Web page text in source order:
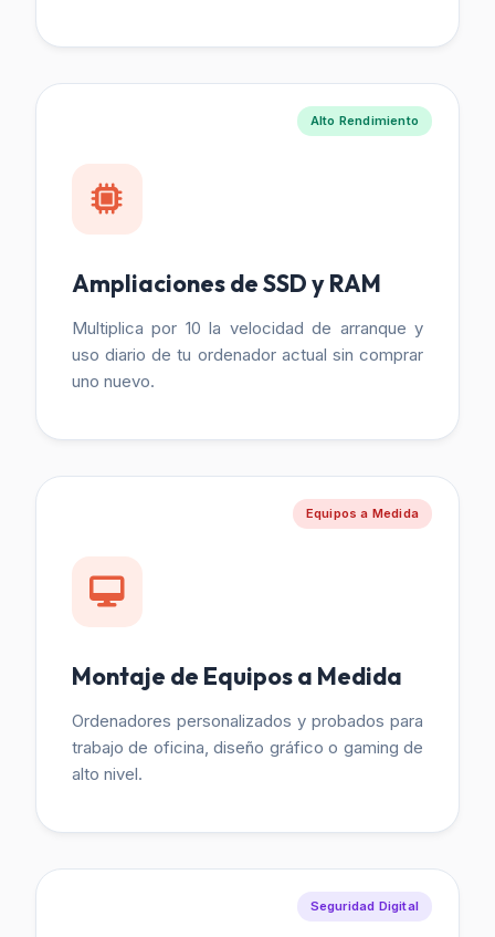
Alto Rendimiento
Ampliaciones de SSD y RAM
Multiplica por 10 la velocidad de arranque y
uso diario de tu ordenador actual sin comprar
uno nuevo.
Equipos a Medida
Montaje de Equipos a Medida
Ordenadores personalizados y probados para
trabajo de oficina, diseño gráfico o gaming de
alto nivel.
Seguridad Digital